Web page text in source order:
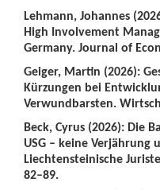
Lehmann, Johannes
High Involvement
Germany. Journal of
Geiger, Martin (2026):
Kürzungen bei
Verwundbarsten.
Beck, Cyrus (2026): Die
USG – keine Verjährung
Liechtensteinische
82–89.